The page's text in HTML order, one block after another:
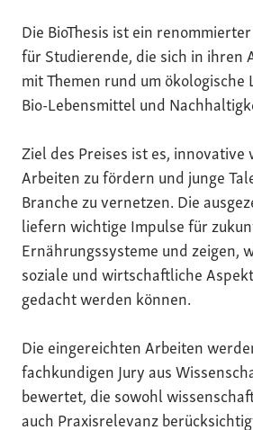
Die BioThesis ist ein
für Studierende, die sich in ihren
mit Themen rund um
Bio-Lebensmittel und
Ziel des Preises ist es,
Arbeiten zu fördern und junge
Branche zu vernetzen. Die
liefern wichtige Impulse für
Ernährungssysteme und zeigen,
soziale und wirtschaftliche
gedacht werden können.
Die eingereichten Arbeiten
fachkundigen Jury aus
bewertet, die sowohl
auch Praxisrelevanz